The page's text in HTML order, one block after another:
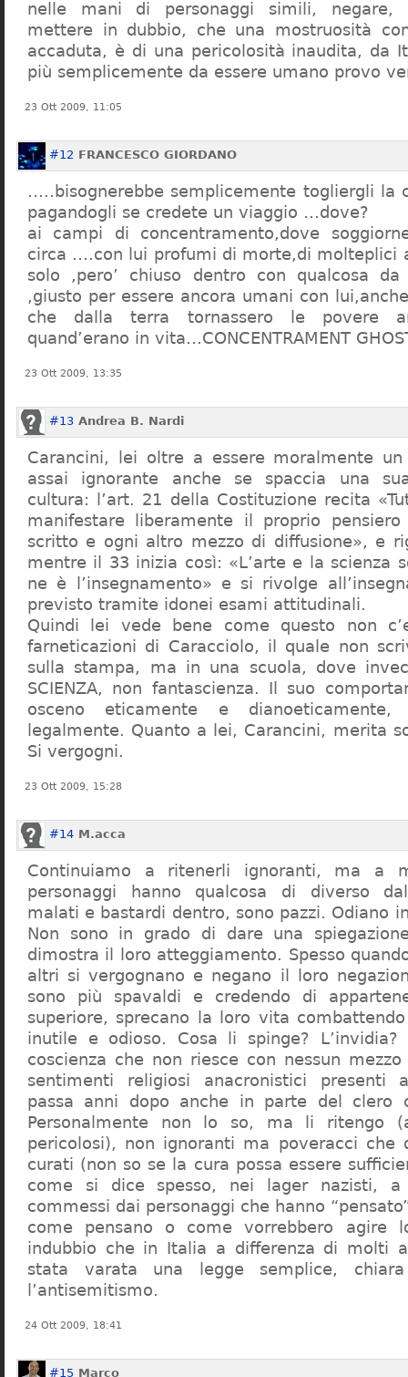
nelle mani di personaggi simili, negare,
mettere in dubbio, che una mostruosità
accaduta, è di una pericolosità inaudita, da
più semplicemente da essere umano provo
23 Ott 2009, 11:05
#12 FRANCESCO GIORDANO
…..bisognerebbe semplicemente togliergli la
pagandogli se credete un viaggio …dove?
ai campi di concentramento,dove
circa ….con lui profumi di morte,di molteplici
solo ,pero’ chiuso dentro con qualcosa
,giusto per essere ancora umani con
che dalla terra tornassero le povere
quand’erano in vita…CONCENTRAMENT
23 Ott 2009, 13:35
#13 Andrea B. Nardi
Carancini, lei oltre a essere moralmente
assai ignorante anche se spaccia una
cultura: l’art. 21 della Costituzione recita
manifestare liberamente il proprio
scritto e ogni altro mezzo di diffusione», e
mentre il 33 inizia così: «L’arte e la scienza
ne è l’insegnamento» e si rivolge
previsto tramite idonei esami attitudinali.
Quindi lei vede bene come questo non
farneticazioni di Caracciolo, il quale non
sulla stampa, ma in una scuola, dove
SCIENZA, non fantascienza. Il suo
osceno eticamente e dianoeticamente,
legalmente. Quanto a lei, Carancini, merita
Si vergogni.
23 Ott 2009, 15:28
#14 M.acca
Continuiamo a ritenerli ignoranti, ma a
personaggi hanno qualcosa di diverso
malati e bastardi dentro, sono pazzi. Odiano
Non sono in grado di dare una
dimostra il loro atteggiamento. Spesso
altri si vergognano e negano il loro
sono più spavaldi e credendo di
superiore, sprecano la loro vita
inutile e odioso. Cosa li spinge?
coscienza che non riesce con nessun
sentimenti religiosi anacronistici presenti
passa anni dopo anche in parte del clero
Personalmente non lo so, ma li ritengo
pericolosi), non ignoranti ma poveracci che
curati (non so se la cura possa essere
come si dice spesso, nei lager nazisti,
commessi dai personaggi che hanno
come pensano o come vorrebbero agire
indubbio che in Italia a differenza di molti
stata varata una legge semplice,
l’antisemitismo.
24 Ott 2009, 18:41
#15 Marco